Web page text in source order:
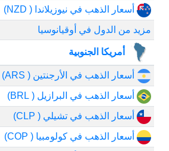
أسعار الذهب في نيوزيلاندا ( NZD)
مزيد من الدول في أوقيانوسيا
أمريكا الجنوبية
أسعار الذهب في الأرجنتين ( ARS)
أسعار الذهب في البرازيل ( BRL)
أسعار الذهب في تشيلي ( CLP)
أسعار الذهب في كولومبيا ( COP)